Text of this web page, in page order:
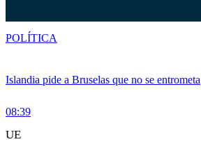
Islandia pide a Bruselas que no se entrometa
08:39
POLÍTICA
UE